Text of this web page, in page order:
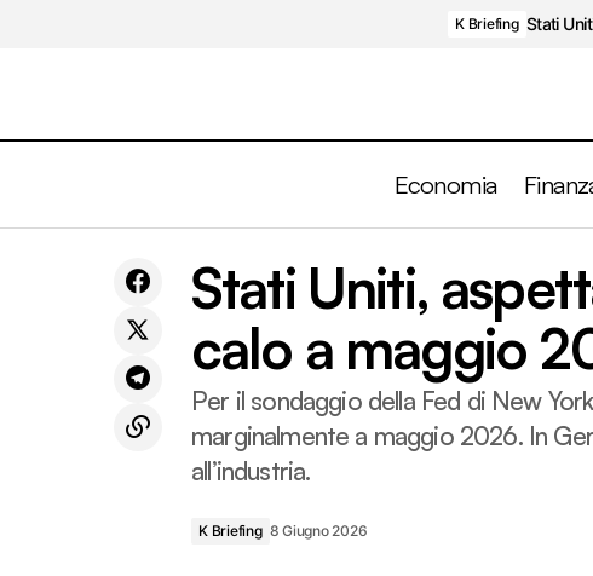
K Briefing Stati
Economia
2.330 miliardi di dollari ad aprile 2026
Stati Uniti,
calo a maggio
Per il sondaggio della Fed di New
marginalmente a maggio 2026. In
all’industria.
K Briefing 8 Giugno 2026